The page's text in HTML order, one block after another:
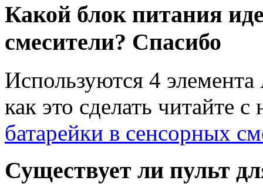
Какой блок питания
смесители? Спасибо
Используются 4
как это сделать читайте
батарейки в сенсорных
Существует ли пульт